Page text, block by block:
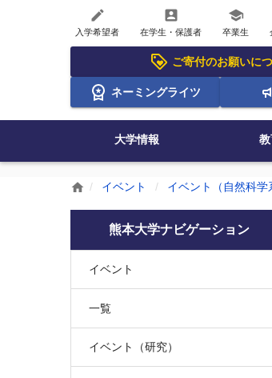
create
入学希望者
account_box
在学生・保護者
school
卒業生
ご寄付のお願いに
ネーミングライツ
大学情報
home イベント イベント（自然科学
熊本大学ナビゲーション
イベント
一覧
イベント（研究）